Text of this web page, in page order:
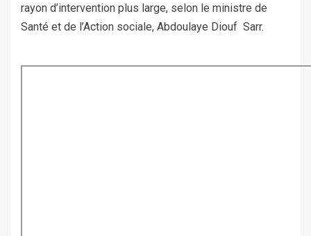
rayon d’intervention plus large, selon le ministre de
Santé et de l’Action sociale, Abdoulaye Diouf Sarr.